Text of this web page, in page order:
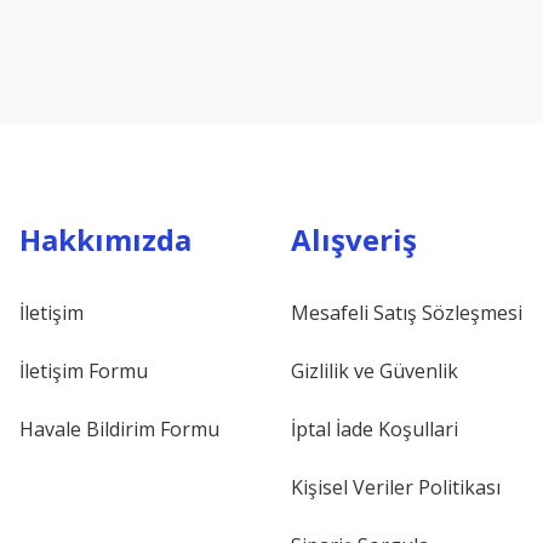
Hakkımızda
İletişim
İletişim Formu
Havale Bildirim Formu
Alışveriş
Mesafeli Satış Sözleşmesi
Gizlilik ve Güvenlik
İptal İade Koşullari
Kişisel Veriler Politikası